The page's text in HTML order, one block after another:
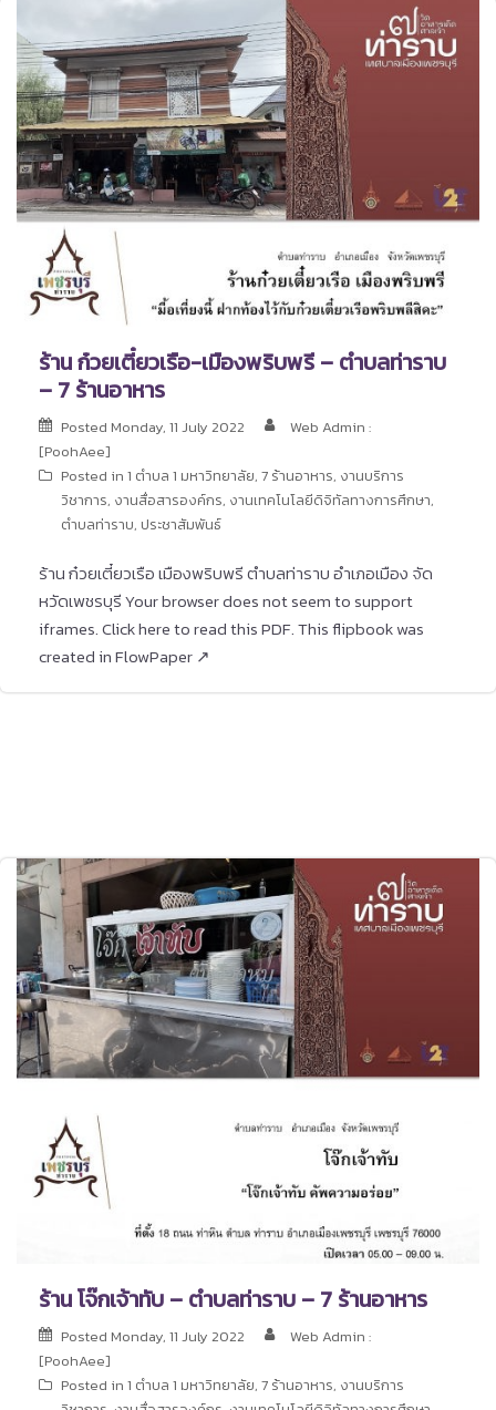
ร้าน ก๋วยเตี๋ยวเรือ-เมืองพริบพรี – ตำบลท่าราบ
– 7 ร้านอาหาร
Posted Monday, 11 July 2022
Web Admin :
[PoohAee]
Posted in 1 ตำบล 1 มหาวิทยาลัย, 7 ร้านอาหาร, งานบริการ
วิชาการ, งานสื่อสารองค์กร, งานเทคโนโลยีดิจิทัลทางการศึกษา,
ตำบลท่าราบ, ประชาสัมพันธ์
ร้าน ก๋วยเตี๋ยวเรือ เมืองพริบพรี ตำบลท่าราบ อำเภอเมือง จัด
หวัดเพชรบุรี Your browser does not seem to support
iframes. Click here to read this PDF. This flipbook was
created in FlowPaper ↗
ร้าน โจ๊กเจ้าทับ – ตำบลท่าราบ – 7 ร้านอาหาร
Posted Monday, 11 July 2022
Web Admin :
[PoohAee]
Posted in 1 ตำบล 1 มหาวิทยาลัย, 7 ร้านอาหาร, งานบริการ